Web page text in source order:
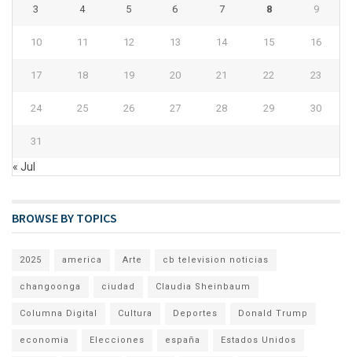
3 4 5 6 7 8 9
10 11 12 13 14 15 16
17 18 19 20 21 22 23
24 25 26 27 28 29 30
31
« Jul
BROWSE BY TOPICS
2025 america Arte cb television noticias
changoonga ciudad Claudia Sheinbaum
Columna Digital Cultura Deportes Donald Trump
economia Elecciones españa Estados Unidos